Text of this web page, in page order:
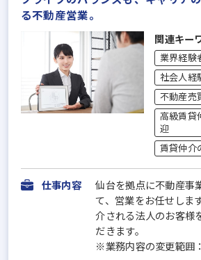
る不動産営業。
関連キー
業界経験
社会人経
不動産売
高級賃貸
迎
賃貸仲介
仕事内容
仙台を拠点に不動産事
て、営業をお任せしま
介される法人のお客様
だきます。
※業務内容の変更範囲